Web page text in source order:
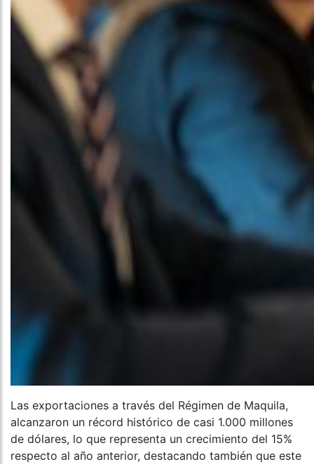
Las exportaciones a través del Régimen de Maquila,
alcanzaron un récord histórico de casi 1.000 millones
de dólares, lo que representa un crecimiento del 15%
respecto al año anterior, destacando también que este